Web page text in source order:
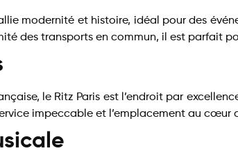
modernité et histoire, idéal pour des
des transports en commun, il est parfait
le Ritz Paris est l’endroit par
impeccable et l’emplacement au